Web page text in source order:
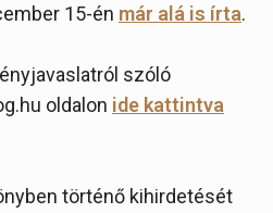
15-én már alá is írta.
szóló
oldalon ide kattintva
történő kihirdetését